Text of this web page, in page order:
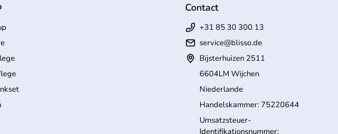
Contact
+31 85 30 300 13
service@blisso.de
Bijsterhuizen 2511
6604LM Wijchen
Niederlande
Handelskammer: 75220644
Umsatzsteuer-
Identifikationsnummer: